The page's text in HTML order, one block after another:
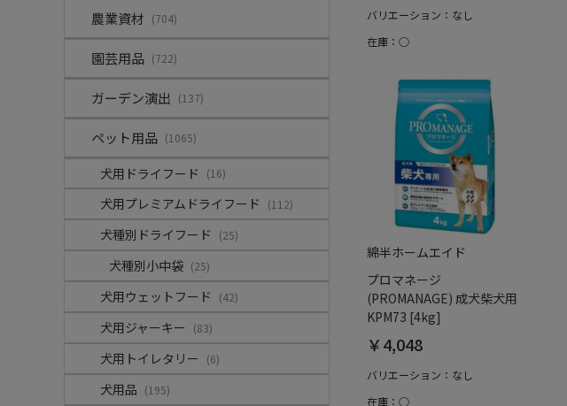
農業資材 (704)
園芸用品 (722)
ガーデン演出 (137)
ペット用品 (1065)
犬用ドライフード (16)
犬用プレミアムドライフード (112)
犬種別ドライフード (25)
犬種別小中袋 (25)
犬用ウェットフード (42)
犬用ジャーキー (83)
犬用トイレタリー (6)
犬用品 (195)
バリエーション：なし
在庫：○
綿半ホームエイド
プロマネージ
(PROMANAGE) 成犬柴犬用
KPM73 [4kg]
￥4,048
バリエーション：なし
在庫：○